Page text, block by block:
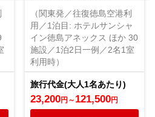
23,200円 ～ 121,500円
（関東発／往復徳島空港利
用／1泊目: ホテルサンシャ
イン徳島アネックス ほか 30
施設／1泊2日一例／2名1室
利用時）